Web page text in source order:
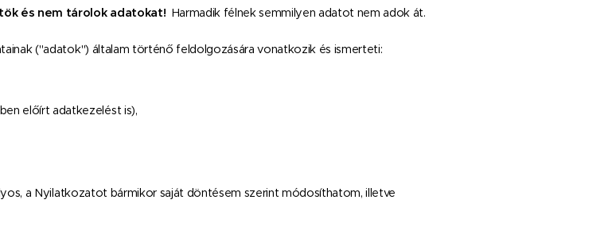
és nem tárolok adatokat! Harmadik félnek semmilyen adatot nem adok át.
("adatok") általam történő feldolgozására vonatkozik és ismerteti:
előírt adatkezelést is),
a Nyilatkozatot bármikor saját döntésem szerint módosíthatom, illetve